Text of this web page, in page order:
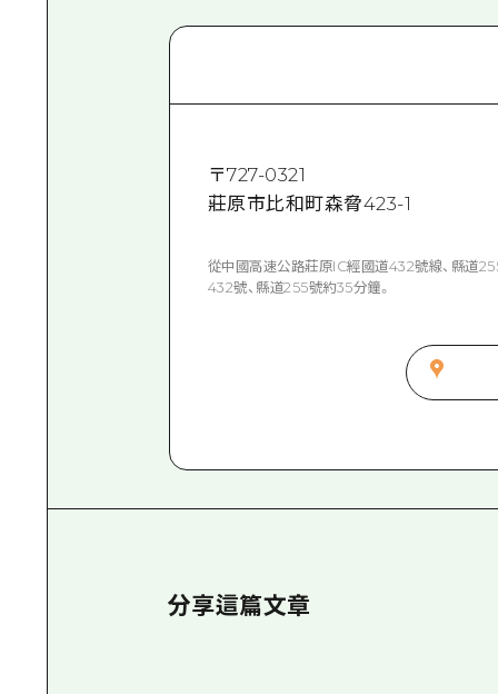
〒727-0321
莊原市比和町森脅423-1
從中國高速公路莊原IC經國道432號線、縣道
432號、縣道255號約35分鐘。
分享這篇文章